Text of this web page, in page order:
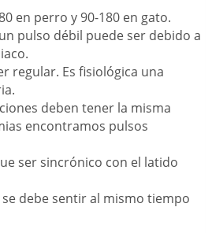
en perro y 90-180 en gato.
pulso débil puede ser debido a
regular. Es fisiológica una
deben tener la misma
encontramos pulsos
ser sincrónico con el latido
debe sentir al mismo tiempo